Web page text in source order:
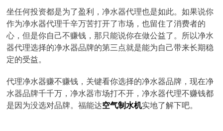
坐任何投资都是为了盈利，净水器代理也是如此。如果说你
作为净水器代理千辛万苦打开了市场，也留住了消费者的
心，但是你自己不赚钱，那只能说你在做公益了。所以净水
器代理选择的净水器品牌的第三点就是能为自己带来长期稳
定的受益。
代理净水器赚不赚钱，关键看你选择的净水器品牌，现在净
水器品牌千千万，净水器市场打不开，净水器代理不赚钱都
是因为没选对品牌。福能达空气制水机实地了解下吧。